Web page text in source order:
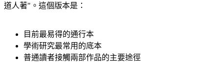
道人著"。這個版本是：
目前最易得的通行本
學術研究最常用的底本
普通讀者接觸兩部作品的主要途徑